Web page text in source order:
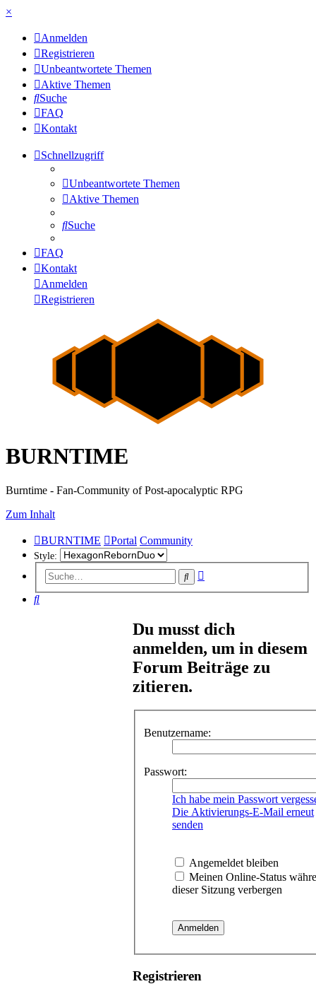
×
Anmelden
Registrieren
Unbeantwortete Themen
Aktive Themen
Suche
FAQ
Kontakt
Schnellzugriff
Unbeantwortete Themen
Aktive Themen
Suche
FAQ
Kontakt
Anmelden
Registrieren
BURNTIME
Burntime - Fan-Community of Post-apocalyptic RPG
Zum Inhalt
BURNTIME Portal Community
Style:
Suche
Suche
Du musst dich
anmelden, um in diesem
Forum Beiträge zu
zitieren.
Benutzername:
Passwort:
Ich habe mein Passwort
Die Aktivierungs-E-Mail erneut
senden
Angemeldet bleiben
Meinen Online-Status
dieser Sitzung verbergen
Registrieren